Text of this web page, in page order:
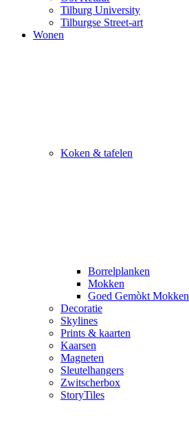
Tilburg University
Tilburgse Street-art
Wonen
Koken & tafelen
Borrelplanken
Mokken
Goed Gemòkt Mokken
Decoratie
Skylines
Prints & kaarten
Kaarsen
Magneten
Sleutelhangers
Zwitscherbox
StoryTiles